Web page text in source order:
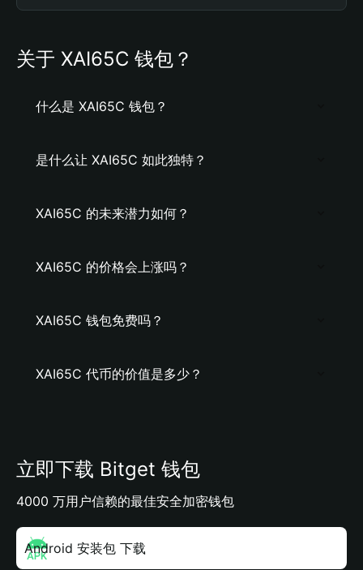
关于 XAI65C 钱包？
什么是 XAI65C 钱包？
是什么让 XAI65C 如此独特？
XAI65C 的未来潜力如何？
XAI65C 的价格会上涨吗？
XAI65C 钱包免费吗？
XAI65C 代币的价值是多少？
立即下载 Bitget 钱包
4000 万用户信赖的最佳安全加密钱包
Android 安装包 下载